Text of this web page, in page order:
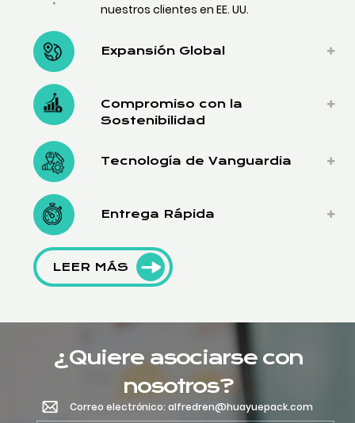
nuestros clientes en EE. UU.
Expansión Global
Compromiso con la
Sostenibilidad
Tecnología de Vanguardia
Entrega Rápida
LEER MÁS
¿Quiere asociarse con
nosotros?
Correo electrónico: alfredren@huayuepack.com